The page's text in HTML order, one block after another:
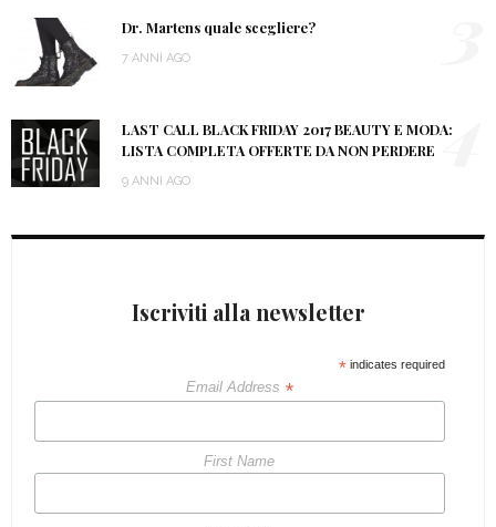
Dr. Martens quale scegliere?
7 ANNI AGO
LAST CALL BLACK FRIDAY 2017 BEAUTY E MODA:
LISTA COMPLETA OFFERTE DA NON PERDERE
9 ANNI AGO
4
Iscriviti alla newsletter
*indicates required
Email Address *
First Name